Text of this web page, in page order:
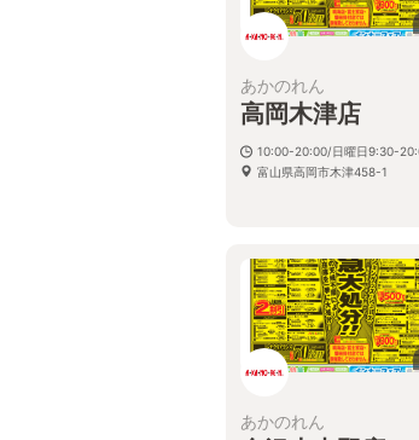
あかのれん
高岡木津店
10:00-20:00/日曜日9:30-
富山県高岡市木津458-1
あかのれん